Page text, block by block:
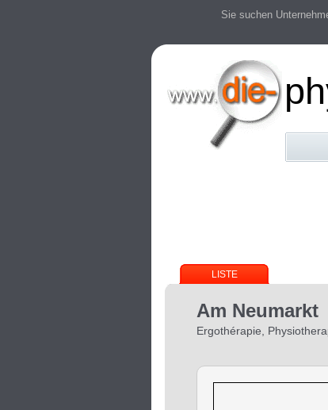
Sie suchen
LISTE
Am Neumarkt
Ergothérapie,